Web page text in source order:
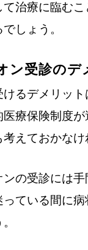
治療に臨む
しょう。
ン受診のデ
るデメリッ
療保険制度
えておかなけ
の受診には
ている間に